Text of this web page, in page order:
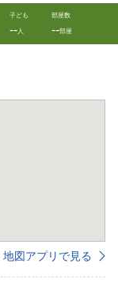
子ども
--人
部屋数
--部屋
地図アプリで見る